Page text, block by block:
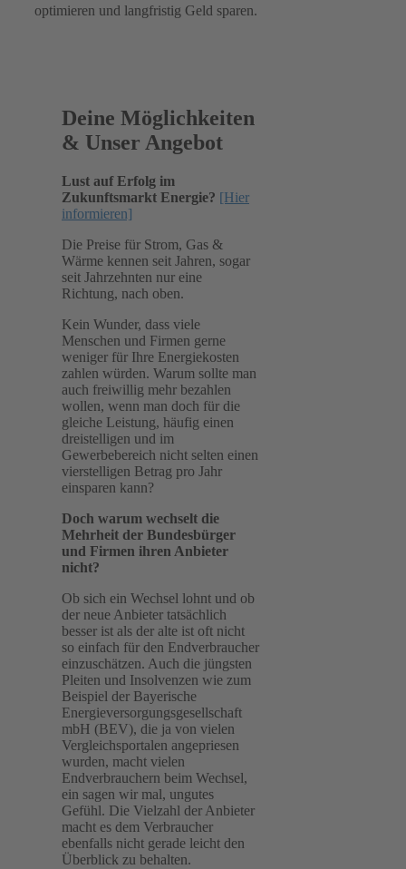
optimieren und langfristig Geld sparen.
Deine Möglichkeiten
& Unser Angebot
Lust auf Erfolg im
Zukunftsmarkt Energie? [Hier
informieren]
Die Preise für Strom, Gas &
Wärme kennen seit Jahren, sogar
seit Jahrzehnten nur eine
Richtung, nach oben.
Kein Wunder, dass viele
Menschen und Firmen gerne
weniger für Ihre Energiekosten
zahlen würden. Warum sollte man
auch freiwillig mehr bezahlen
wollen, wenn man doch für die
gleiche Leistung, häufig einen
dreistelligen und im
Gewerbebereich nicht selten einen
vierstelligen Betrag pro Jahr
einsparen kann?
Doch warum wechselt die
Mehrheit der Bundesbürger
und Firmen ihren Anbieter
nicht?
Ob sich ein Wechsel lohnt und ob
der neue Anbieter tatsächlich
besser ist als der alte ist oft nicht
so einfach für den Endverbraucher
einzuschätzen. Auch die jüngsten
Pleiten und Insolvenzen wie zum
Beispiel der Bayerische
Energieversorgungsgesellschaft
mbH (BEV), die ja von vielen
Vergleichsportalen angepriesen
wurden, macht vielen
Endverbrauchern beim Wechsel,
ein sagen wir mal, ungutes
Gefühl. Die Vielzahl der Anbieter
macht es dem Verbraucher
ebenfalls nicht gerade leicht den
Überblick zu behalten.